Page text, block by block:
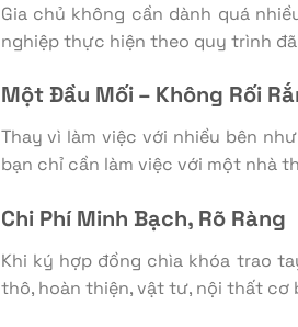
Gia chủ không cần dành quá
nghiệp thực hiện theo quy trình
Một Đầu Mối – Không Rối
Thay vì làm việc với nhiều bên
bạn chỉ cần làm việc với một nhà
Chi Phí Minh Bạch, Rõ Ràng
Khi ký hợp đồng chìa khóa trao
thô, hoàn thiện, vật tư, nội thất cơ